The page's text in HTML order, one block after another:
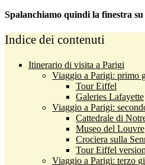
Spalanchiamo quindi la finestra
Indice dei contenuti
Itinerario di visita a Parigi
Viaggio a Parigi: primo
Tour Eiffel
Galeries Lafayette
Viaggio a Parigi:
Cattedrale di
Museo del Louvre
Crociera sulla
Tour Eiffel
Viaggio a Parigi: terzo